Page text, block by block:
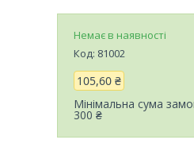
Немає в наявності
Код: 81002
105,60 ₴
Мінімальна сума
300 ₴